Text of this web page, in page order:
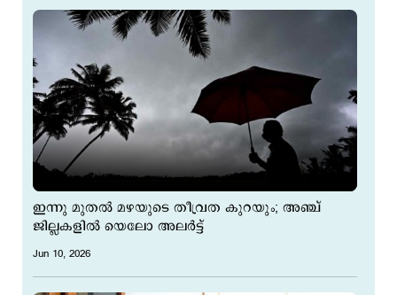
ഇന്നു മുതല്‍ മഴയുടെ തീവ്രത കുറയും; അഞ്ച്
ജില്ലകളില്‍ യെലോ അലര്‍ട്ട്
Jun 10, 2026